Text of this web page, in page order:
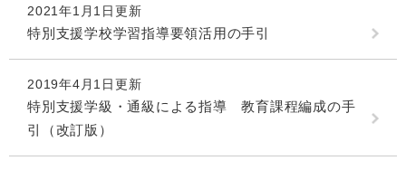
2021年1月1日更新
特別支援学校学習指導要領活用の手引
2019年4月1日更新
特別支援学級・通級による指導 教育課程編成の手
引（改訂版）